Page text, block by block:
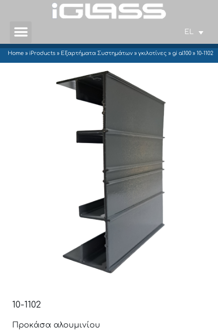
EL
Home » iProducts » Εξαρτήματα Συστημάτων » γκιλοτίνες » gi al100 » 10-1102
10-1102
Προκάσα αλουμινίου